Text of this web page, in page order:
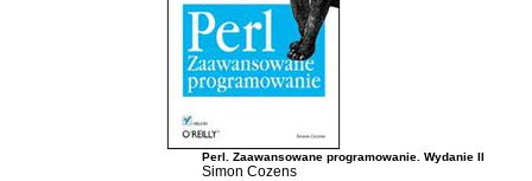
Perl. Zaawansowane programowanie. Wydanie II
Simon Cozens